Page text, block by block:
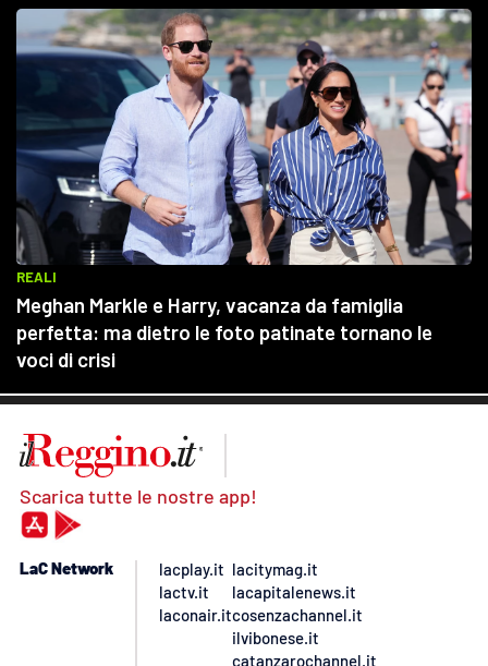
Scarica tutte le nostre app!
LaC Network
lacplay.it
lactv.it
laconair.it
lacitymag.it
lacapitalenews.it
cosenzachannel.it
ilvibonese.it
catanzarochannel.it